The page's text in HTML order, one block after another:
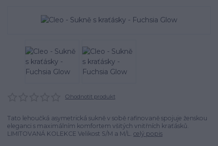
Ohodnotit produkt
Tato lehoučká asymetrická sukně v sobě rafinovaně spojuje ženskou
eleganci s maximálním komfortem všitých vnitřních kraťásků.
LIMITOVANÁ KOLEKCE Velikost S/M a M/L. celý popis